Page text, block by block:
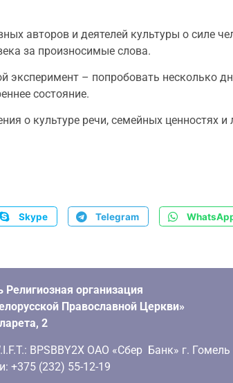
авторов и деятелей культуры о силе
за произносимые слова.
– попробовать несколько
состояние.
о культуре речи, семейных ценностях и
Skype Telegram
организация
Православной Церкви»
2
BPSBBY2X ОАО «Сбер Банк» г. Гомель
+375 (232) 55-12-19